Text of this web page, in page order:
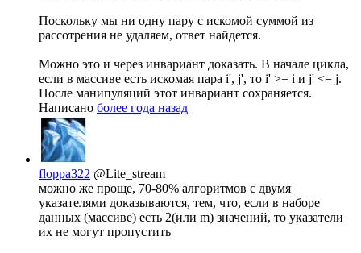
Поскольку мы ни одну пару с искомой суммой из
рассотрения не удаляем, ответ найдется.
Можно это и через инвариант доказать. В начале цикла,
если в массиве есть искомая пара i', j', то i' >= i и j' <= j.
После манипуляций этот инвариант сохраняется.
Написано более года назад
floppa322 @Lite_stream
можно же проще, 70-80% алгоритмов с двумя
указателями доказываются, тем, что, если в наборе
данных (массиве) есть 2(или m) значений, то указатели
их не могут пропустить